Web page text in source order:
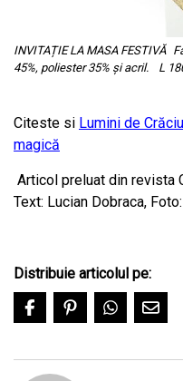
INVITAȚIE LA MASA FESTIVĂ
45%, poliester 35% și acril. L
Citeste si Lumini de
magică
Articol preluat din revista
Text: Lucian Dobraca,
Distribuie articolul pe: